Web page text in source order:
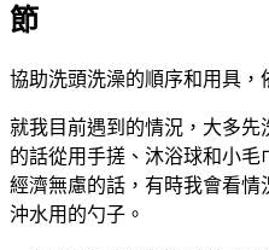
節
協助洗頭洗澡的順序和用具，
就我目前遇到的情況，大多
的話從用手搓、沐浴球和小
經濟無慮的話，有時我會看情
沖水用的勺子。